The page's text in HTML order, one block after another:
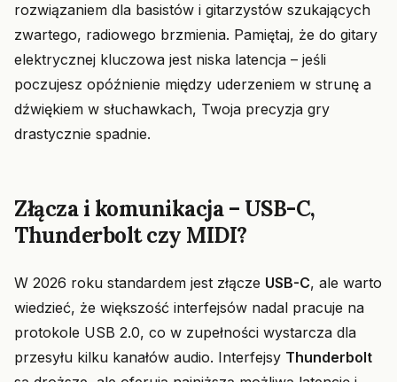
rozwiązaniem dla basistów i gitarzystów szukających
zwartego, radiowego brzmienia. Pamiętaj, że do gitary
elektrycznej kluczowa jest niska latencja – jeśli
poczujesz opóźnienie między uderzeniem w strunę a
dźwiękiem w słuchawkach, Twoja precyzja gry
drastycznie spadnie.
Złącza i komunikacja – USB-C,
Thunderbolt czy MIDI?
W 2026 roku standardem jest złącze USB-C, ale warto
wiedzieć, że większość interfejsów nadal pracuje na
protokole USB 2.0, co w zupełności wystarcza dla
przesyłu kilku kanałów audio. Interfejsy Thunderbolt